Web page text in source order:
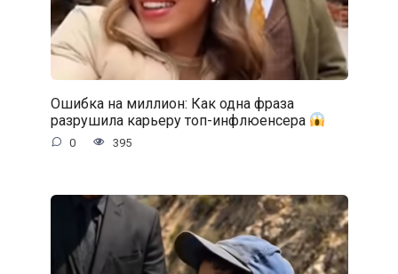
Ошибка на миллион: Как одна фраза
разрушила карьеру топ-инфлюенсера
0 395